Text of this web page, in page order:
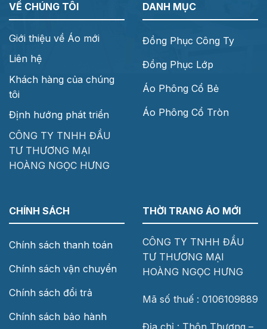
VỀ CHÚNG TÔI
Giới thiệu về Áo mới
Liên hệ
Khách hàng của chúng
tôi
Định hướng phát triển
CÔNG TY TNHH ĐẦU
TƯ THƯƠNG MẠI
HOÀNG NGỌC HƯNG
DANH MỤC
Đồng Phục Công Ty
Đồng Phục Lớp
Áo Phông Cổ Bẻ
Áo Phông Cổ Tròn
CHÍNH SÁCH
Chính sách thanh toán
Chính sách vận chuyển
Chính sách đổi trả
Chính sách bảo hành
THỜI TRANG ÁO MỚI
CÔNG TY TNHH ĐẦU
TƯ THƯƠNG MẠI
HOÀNG NGỌC HƯNG
Mã số thuế : 0106109889
Địa chỉ : Thôn Thượng –